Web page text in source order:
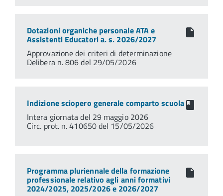
Dotazioni organiche personale ATA e
Assistenti Educatori a. s. 2026/2027
Approvazione dei criteri di determinazione
Delibera n. 806 del 29/05/2026
Indizione sciopero generale comparto scuola
Intera giornata del 29 maggio 2026
Circ. prot. n. 410650 del 15/05/2026
Programma pluriennale della formazione
professionale relativo agli anni formativi
2024/2025, 2025/2026 e 2026/2027